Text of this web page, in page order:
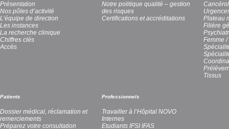
Présentation
Nos pôles d’activité
L’équipe de direction
Les instances
La recherche clinique
Chiffres clés
Accès
Notre politique qualité – gestion
des risques
Certifications et accréditations
Plateau
Filière
Femme /
Tissus
Patients
Dossier médical, réclamation et
remerciements
Préparez votre consultation
Professionnels
Travailler à l’Hôpital NOVO
Internes
Etudiants IFSI IFAS